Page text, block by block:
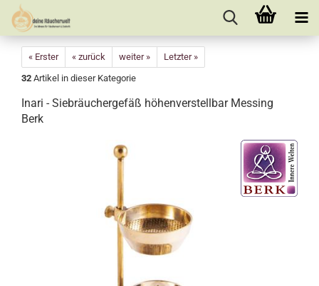
« Erster « zurück weiter »
Letzter »
32 Artikel in dieser Kategorie
Inari - Siebräuchergefäß höhenverstellbar Messing
Berk